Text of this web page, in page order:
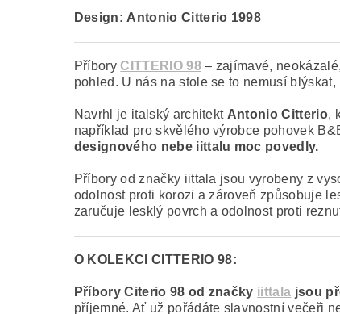
Design: Antonio Citterio 1998
PříboryCITTERIO 98– zajímavé,
pohled. U nás na stole se to nemusí
Navrhl je italský architekt Antonio Citterio,
například pro skvělého výrobce pohovek
designového nebe iittalu moc povedly.
Příbory od značky iittala jsou vyrobeny z
odolnost proti korozi a zároveň způsobuje
zaručuje lesklý povrch a odolnost proti
O KOLEKCI CITTERIO 98:
Příbory Citerio 98 od značky iittala jsou
příjemné. Ať už pořádáte slavnostní večeři